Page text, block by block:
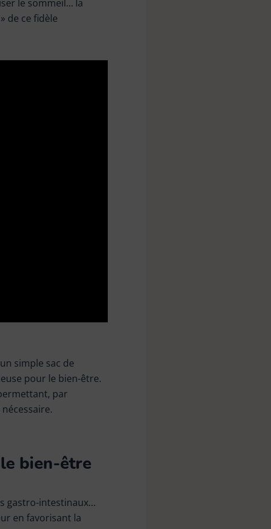
le sommeil… la
de ce fidèle
simple sac de
pour le bien-être.
par
bien-être
gastro-intestinaux…
en favorisant la